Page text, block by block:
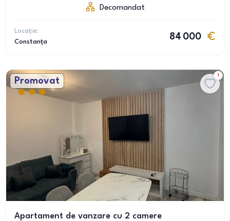
Decomandat
Locație:
Constanța
84 000
Promovat
1
Apartament de vanzare cu 2 camere